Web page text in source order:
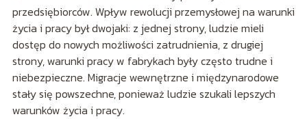
przedsiębiorców. Wpływ rewolucji przemysłowej na warunki
życia i pracy był dwojaki: z jednej strony, ludzie mieli
dostęp do nowych możliwości zatrudnienia, z drugiej
strony, warunki pracy w fabrykach były często trudne i
niebezpieczne. Migracje wewnętrzne i międzynarodowe
stały się powszechne, ponieważ ludzie szukali lepszych
warunków życia i pracy.